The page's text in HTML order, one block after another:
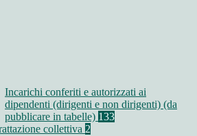
Incarichi conferiti e autorizzati ai
dipendenti (dirigenti e non dirigenti) (da
pubblicare in tabelle) 133
collettiva 2